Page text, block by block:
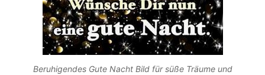
Beruhigendes Gute Nacht Bild für süße Träume und